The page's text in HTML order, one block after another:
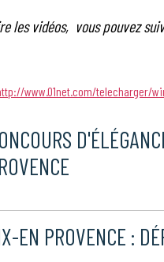
les vidéos, vous pouvez
www.01net.com/telecharger/
EN PROVENCE :